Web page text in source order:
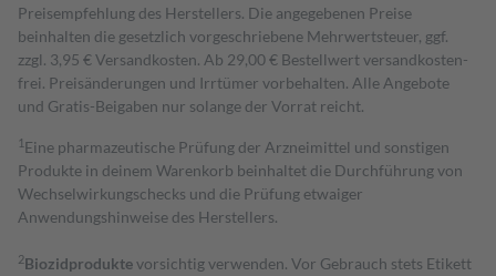
Preisempfehlung des Herstellers. Die angegebenen Preise
beinhalten die gesetzlich vorgeschriebene Mehrwertsteuer, ggf.
zzgl. 3,95 € Versandkosten. Ab 29,00 € Bestell­wert versand­kosten­
frei. Preisänderungen und Irrtümer vorbehalten. Alle Angebote
und Gratis-Beigaben nur solange der Vorrat reicht.
1 Eine pharmazeutische Prüfung der Arzneimittel und sonstigen
Produkte in deinem Warenkorb beinhaltet die Durchführung von
Wechselwirkungschecks und die Prüfung etwaiger
Anwendungshinweise des Herstellers.
2Biozidproduktevorsichtig verwenden. Vor Gebrauch stets Etikett